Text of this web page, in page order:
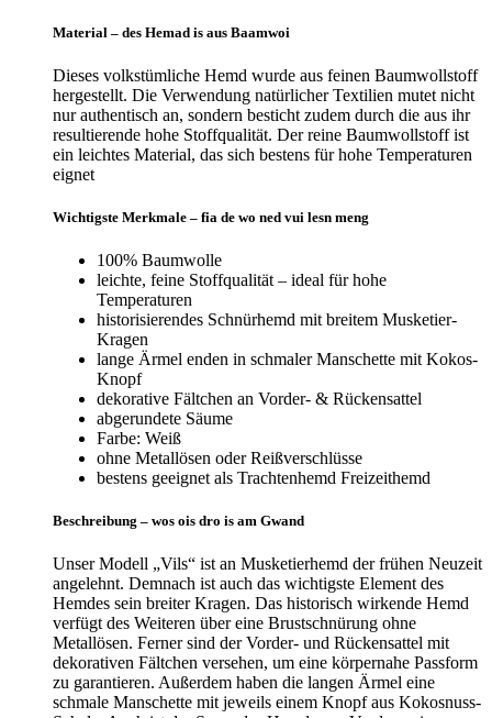
Material – des Hemad is aus Baamwoi
Dieses volkstümliche Hemd wurde aus feinen Baumwollstoff
hergestellt. Die Verwendung natürlicher Textilien mutet nicht
nur authentisch an, sondern besticht zudem durch die aus ihr
resultierende hohe Stoffqualität. Der reine Baumwollstoff ist
ein leichtes Material, das sich bestens für hohe Temperaturen
eignet
Wichtigste Merkmale – fia de wo ned vui lesn meng
100% Baumwolle
leichte, feine Stoffqualität – ideal für hohe
Temperaturen
historisierendes Schnürhemd mit breitem Musketier-
Kragen
lange Ärmel enden in schmaler Manschette mit Kokos-
Knopf
dekorative Fältchen an Vorder- & Rückensattel
abgerundete Säume
Farbe: Weiß
ohne Metallösen oder Reißverschlüsse
bestens geeignet als Trachtenhemd Freizeithemd
Beschreibung – wos ois dro is am Gwand
Unser Modell „Vils“ ist an Musketierhemd der frühen Neuzeit
angelehnt. Demnach ist auch das wichtigste Element des
Hemdes sein breiter Kragen. Das historisch wirkende Hemd
verfügt des Weiteren über eine Brustschnürung ohne
Metallösen. Ferner sind der Vorder- und Rückensattel mit
dekorativen Fältchen versehen, um eine körpernahe Passform
zu garantieren. Außerdem haben die langen Ärmel eine
schmale Manschette mit jeweils einem Knopf aus Kokosnuss-